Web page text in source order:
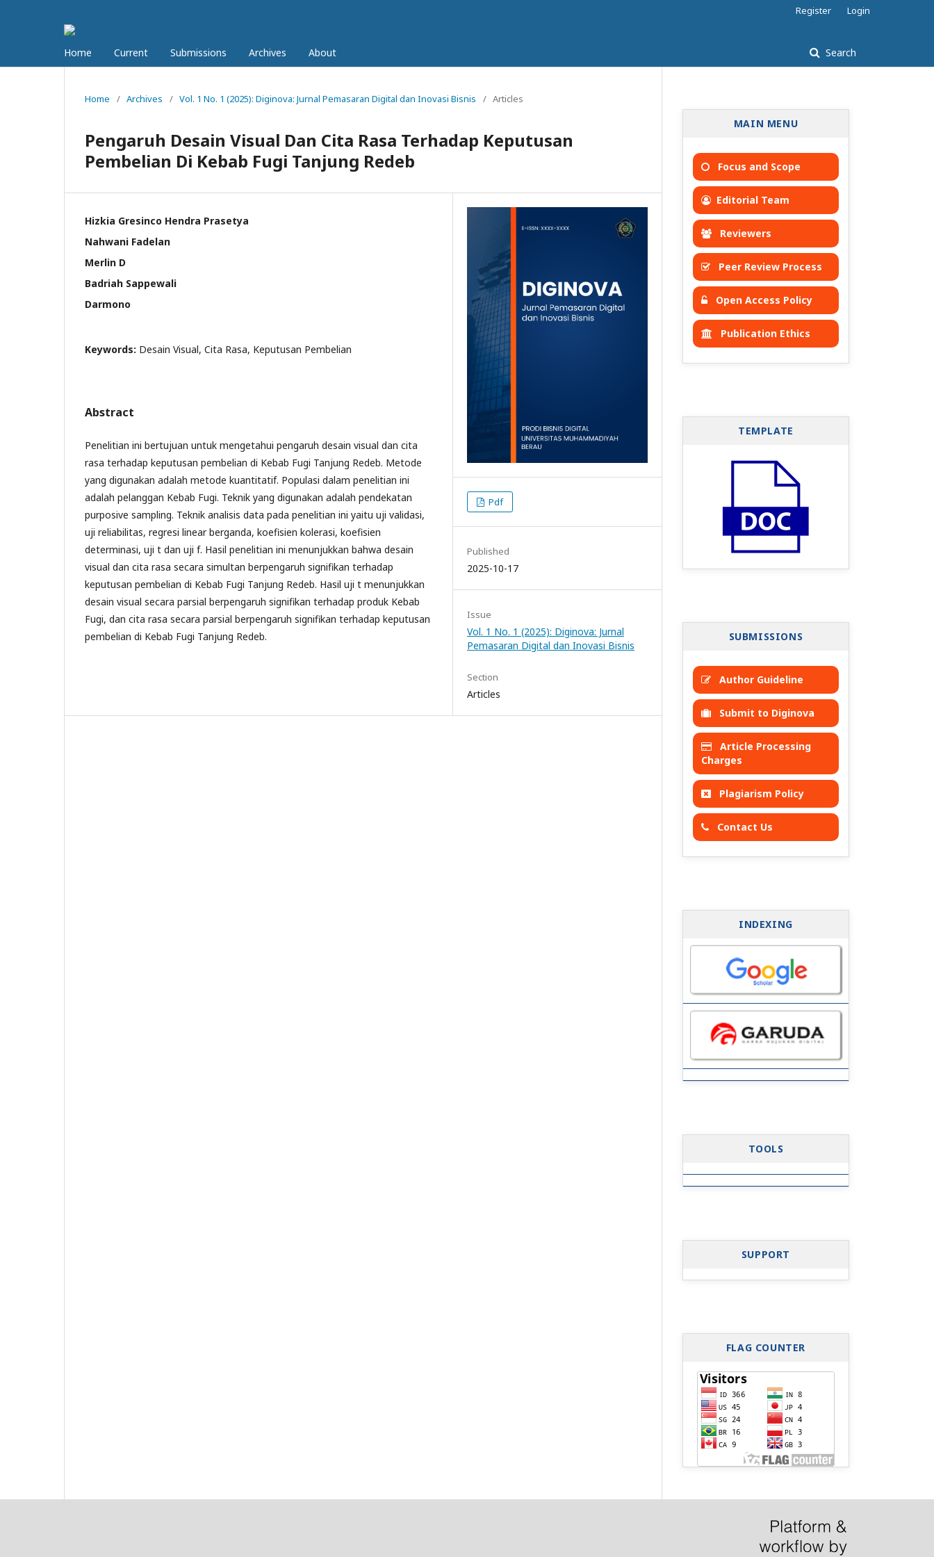
Home Current Submissions Archives About Search
Register Login
Home / Archives / Vol. 1 No. 1 (2025): Diginova: Jurnal Pemasaran Digital dan Inovasi Bisnis / Articles
Pengaruh Desain Visual Dan Cita Rasa Terhadap Keputusan
Pembelian Di Kebab Fugi Tanjung Redeb
Hizkia Gresinco Hendra Prasetya
Nahwani Fadelan
Merlin D
Badriah Sappewali
Darmono
Keywords: Desain Visual, Cita Rasa, Keputusan Pembelian
Abstract
Penelitian ini bertujuan untuk mengetahui pengaruh desain visual dan cita
rasa terhadap keputusan pembelian di Kebab Fugi Tanjung Redeb. Metode
yang digunakan adalah metode kuantitatif. Populasi dalam penelitian ini
adalah pelanggan Kebab Fugi. Teknik yang digunakan adalah pendekatan
purposive sampling. Teknik analisis data pada penelitian ini yaitu uji validasi,
uji reliabilitas, regresi linear berganda, koefisien kolerasi, koefisien
determinasi, uji t dan uji f. Hasil penelitian ini menunjukkan bahwa desain
visual dan cita rasa secara simultan berpengaruh signifikan terhadap
keputusan pembelian di Kebab Fugi Tanjung Redeb. Hasil uji t menunjukkan
desain visual secara parsial berpengaruh signifikan terhadap produk Kebab
Fugi, dan cita rasa secara parsial berpengaruh signifikan terhadap keputusan
pembelian di Kebab Fugi Tanjung Redeb.
Pdf
Published
2025-10-17
Issue
Vol. 1 No. 1 (2025): Diginova: Jurnal
Pemasaran Digital dan Inovasi Bisnis
Section
Articles
MAIN MENU
Focus and Scope
Editorial Team
Reviewers
Peer Review Process
Open Access Policy
Publication Ethics
TEMPLATE
SUBMISSIONS
Author Guideline
Submit to Diginova
Article Processing
Charges
Plagiarism Policy
Contact Us
INDEXING
TOOLS
SUPPORT
FLAG COUNTER